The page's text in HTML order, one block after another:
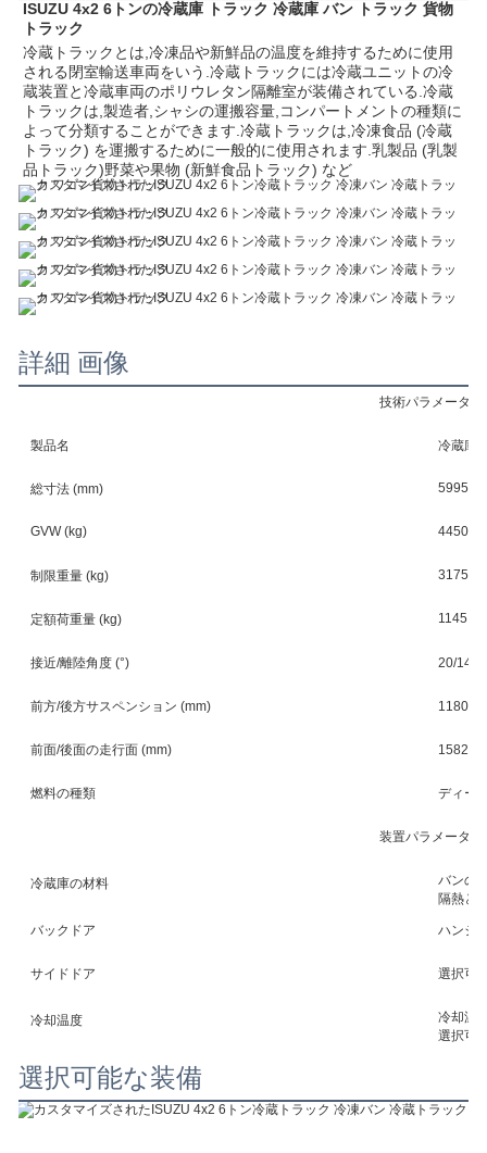
ISUZU 4x2 6トンの冷蔵庫 トラック 冷蔵庫 バン トラック 貨物
トラック
冷蔵トラックとは,冷凍品や新鮮品の温度を維持するために使用
される閉室輸送車両をいう.冷蔵トラックには冷蔵ユニットの冷
蔵装置と冷蔵車両のポリウレタン隔離室が装備されている.冷蔵
トラックは,製造者,シャシの運搬容量,コンパートメントの種類に
よって分類することができます.冷蔵トラックは,冷凍食品 (冷蔵
トラック) を運搬するために一般的に使用されます.乳製品 (乳製
品トラック)野菜や果物 (新鮮食品トラック) など
詳細 画像
技術パラメータ
製品名 冷蔵庫
総寸法 (mm) 5995 ×
GVW (kg) 4450
制限重量 (kg) 3175
定額荷重量 (kg) 1145
接近/離陸角度 (°) 20/14 年
前方/後方サスペンション (mm) 1180年
前面/後面の走行面 (mm) 1582
燃料の種類 ディー
装置パラメータ
冷蔵庫の材料
バンの
隔熱と
バックドア ハンジ
サイドドア 選択可
冷却温度
冷却温
選択可
選択可能な装備